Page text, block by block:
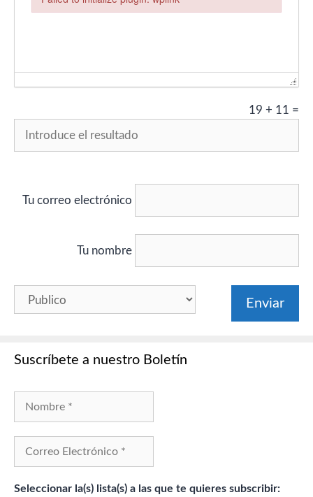
19 + 11 =
Tu correo electrónico
Tu nombre
Suscríbete a nuestro Boletín
Seleccionar la(s) lista(s) a las que te quieres subscribir:
Failed to initialize plugin: wplink